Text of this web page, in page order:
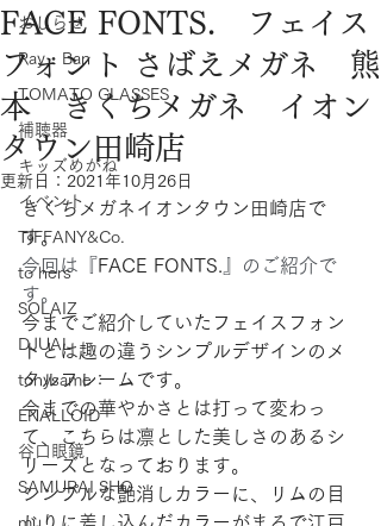
おしらせ
Ray・Ban
TOMATO GLASSES
補聴器
キッズめがね
イベント
TIFFANY&Co.
to hers
SOLAIZ
DJUAL
tonysame：
ENALLOID
谷口眼鏡
SAMURAI SHO
mu
FACE FONTS. フェイス
フォント さばえメガネ 熊
本 きくちメガネ イオン
タウン田崎店
更新日： 2021年10月26日
きくちメガネイオンタウン田崎店で
す。
今回は『FACE FONTS.
』のご紹介で
す。
今までご紹介していたフェイスフォン
トとは趣の違うシンプルデザインのメ
タルフレームです。
今までの華やかさとは打って変わっ
て、こちらは凛とした美しさのあるシ
リーズとなっております。
シンプルな艶消しカラーに、リムの目